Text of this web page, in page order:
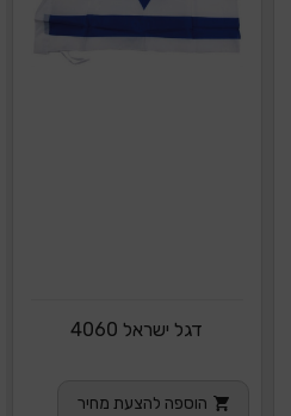
דגל ישראל 4060
הוספה להצעת מחיר